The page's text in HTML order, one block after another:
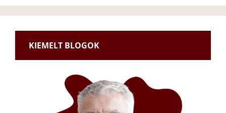
KIEMELT BLOGOK